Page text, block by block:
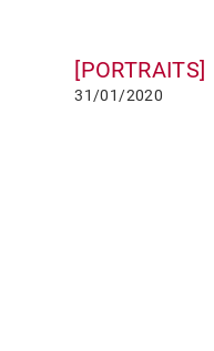
[PORTRAITS]
31/01/2020